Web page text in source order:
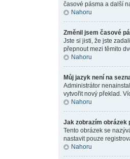
časové pásma a další
Nahoru
Změnil jsem časové
Jste si jisti, že jste
přepnout mezi těmito
Nahoru
Můj jazyk není na
Administrátor
vytvořit nový překlad.
Nahoru
Jak zobrazím obrázek
Tento obrázek se
nastavit pouze
Nahoru